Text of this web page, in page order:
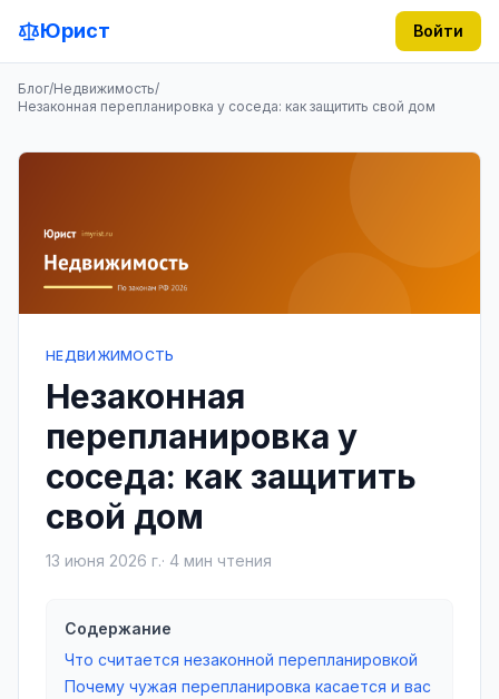
Юрист Войти
Блог/Недвижимость/
Незаконная перепланировка у соседа: как защитить свой дом
НЕДВИЖИМОСТЬ
Незаконная
перепланировка у
соседа: как защитить
свой дом
13 июня 2026 г.· 4 мин чтения
Содержание
Что считается незаконной перепланировкой
Почему чужая перепланировка касается и вас